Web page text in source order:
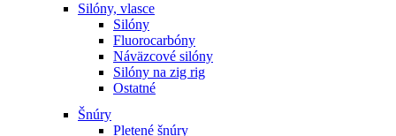
Silóny, vlasce
Silóny
Fluorocarbóny
Náväzcové silóny
Silóny na zig rig
Ostatné
Šnúry
Pletené šnúry